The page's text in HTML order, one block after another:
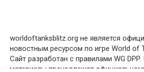
worldoftanksblitz.org не является
новостным ресурсом по игре World of
Сайт разработан с правилами WG
материалы пренадлежат